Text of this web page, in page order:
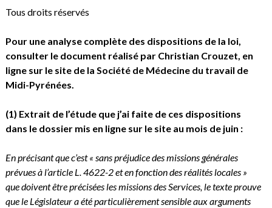
Tous droits réservés
Pour une analyse complète des dispositions de la loi,
consulter le document réalisé par Christian Crouzet , en
ligne sur le site de la Société de Médecine du travail de
Midi-Pyrénées.
(1) Extrait de l’étude que j’ai faite de ces dispositions
dans le dossier mis en ligne sur le site au mois de juin :
En précisant que c’est « sans préjudice des missions générales
prévues à l’article L. 4622-2 et en fonction des réalités locales »
que doivent être précisées les missions des Services, le texte prouve
que le Législateur a été particulièrement sensible aux arguments